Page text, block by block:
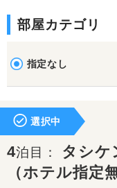
部屋カテゴリ
指定なし
選択中
4泊目： タシ
（ホテル指定